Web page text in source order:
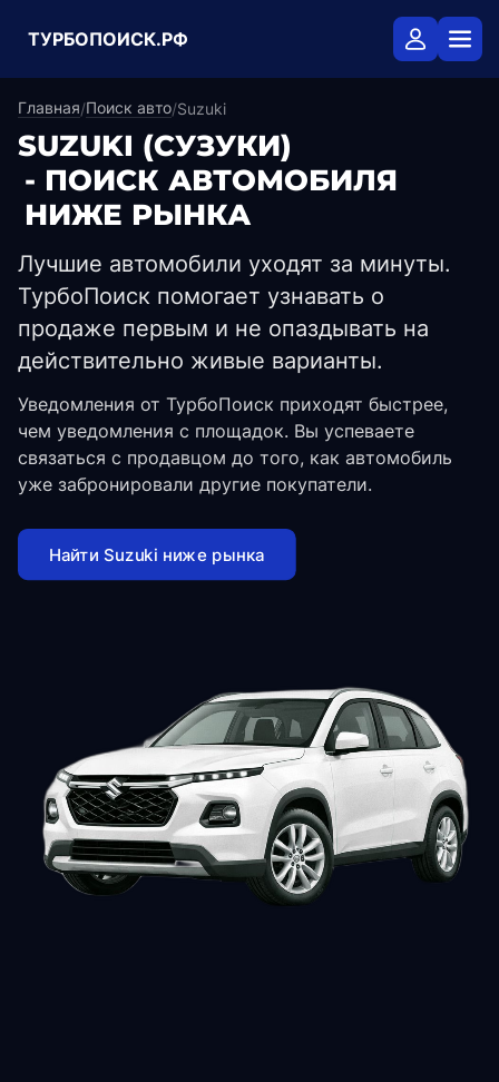
ТУРБОПОИСК.РФ
Главная/Поиск авто/Suzuki
SUZUKI (СУЗУКИ)
- ПОИСК АВТОМОБИЛЯ
НИЖЕ РЫНКА
Лучшие автомобили уходят за минуты.
ТурбоПоиск помогает узнавать о
продаже первым и не опаздывать на
действительно живые варианты.
Уведомления от ТурбоПоиск приходят быстрее,
чем уведомления с площадок. Вы успеваете
связаться с продавцом до того, как автомобиль
уже забронировали другие покупатели.
Найти Suzuki ниже рынка